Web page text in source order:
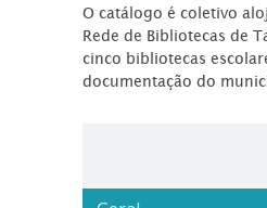
O catálogo é coletivo
Rede de Bibliotecas de
cinco bibliotecas
documentação do